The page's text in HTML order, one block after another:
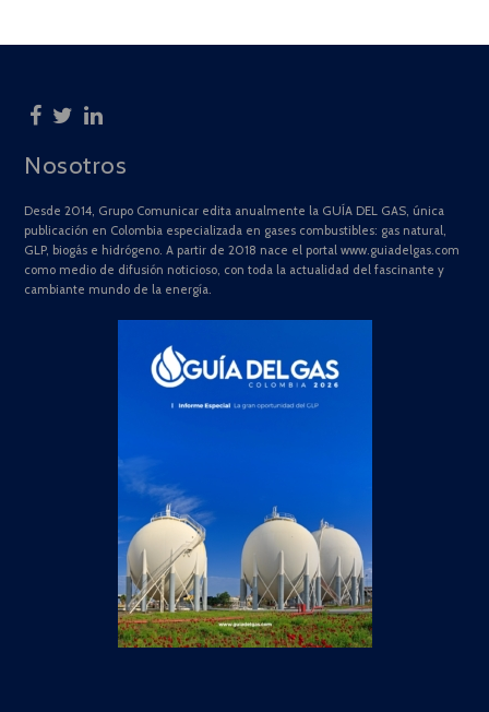
Nosotros
Desde 2014, Grupo Comunicar edita anualmente la GUÍA DEL GAS, única
publicación en Colombia especializada en gases combustibles: gas natural,
GLP, biogás e hidrógeno. A partir de 2018 nace el portal www.guiadelgas.com
como medio de difusión noticioso, con toda la actualidad del fascinante y
cambiante mundo de la energía.